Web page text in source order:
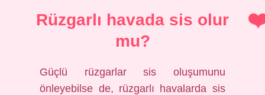
Rüzgarlı havada sis olur
mu?
Güçlü rüzgarlar sis oluşumunu
önleyebilse de, rüzgarlı havalarda sis